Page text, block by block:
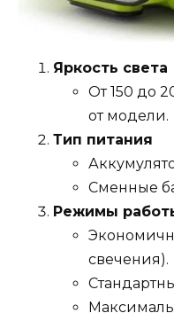
Яркость света
От 150 до
от модели.
Тип питания
Сменные
Режимы
свечения).